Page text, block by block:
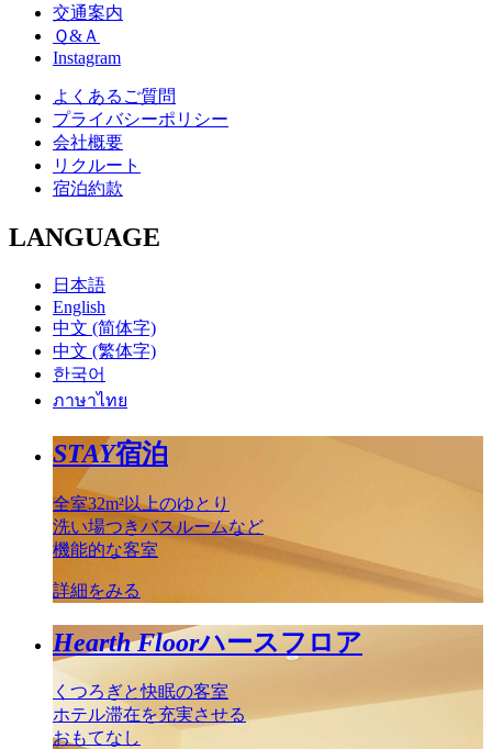
交通案内
Ｑ&Ａ
Instagram
よくあるご質問
プライバシーポリシー
会社概要
リクルート
宿泊約款
LANGUAGE
日本語
English
中文 (简体字)
中文 (繁体字)
한국어
ภาษาไทย
STAY宿泊
全室32m²以上のゆとり
洗い場つきバスルームなど
機能的な客室
詳細をみる
Hearth Floorハースフロア
くつろぎと快眠の客室
ホテル滞在を充実させる
おもてなし